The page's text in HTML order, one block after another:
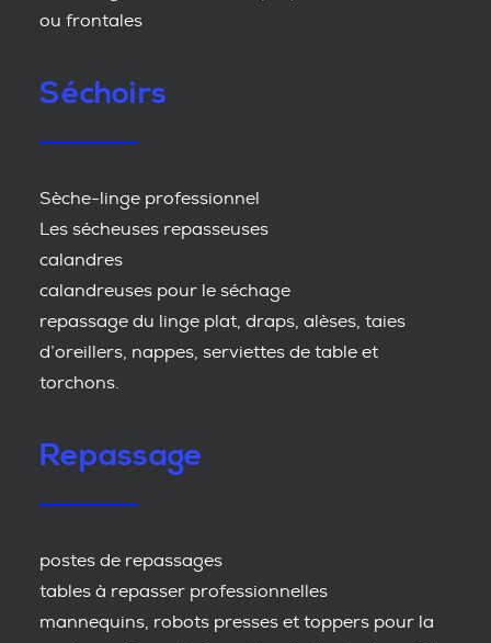
ou frontales
Séchoirs
Sèche-linge professionnel
Les sécheuses repasseuses
calandres
calandreuses pour le séchage
repassage du linge plat, draps, alèses, taies
d’oreillers, nappes, serviettes de table et
torchons.
Repassage
postes de repassages
tables à repasser professionnelles
mannequins, robots presses et toppers pour la